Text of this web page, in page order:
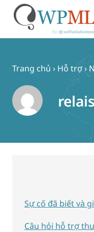
Trang chủ › Hỗ trợ›
Sự cố đã biết và
Câu hỏi hỗ trợ